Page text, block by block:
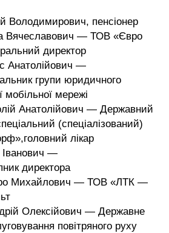
Володимирович, пенсіонер
Вячеславович — ТОВ «Євро
директор
Анатолійович —
групи юридичного
мобільної мережі
Анатолійович — Державний
(спеціалізований)
лікар
Іванович —
директора
Михайлович — ТОВ «ЛТК —
Олексійович — Державне
повітряного руху